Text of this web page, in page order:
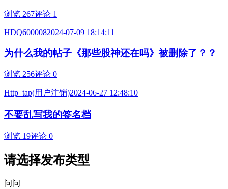
浏览 267评论 1
HDQ6000082024-07-09 18:14:11
为什么我的帖子《那些股神还在吗》被删除了？？
浏览 256评论 0
Http_tap(用户注销)2024-06-27 12:48:10
不要乱写我的签名档
浏览 19评论 0
请选择发布类型
问问